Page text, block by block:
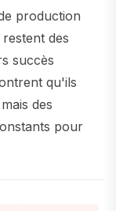
production
des
succès
qu'ils
des
pour